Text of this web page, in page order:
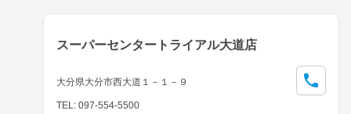
スーパーセンタートライアル大道店
大分県大分市西大道１－１－９
TEL: 097-554-5500